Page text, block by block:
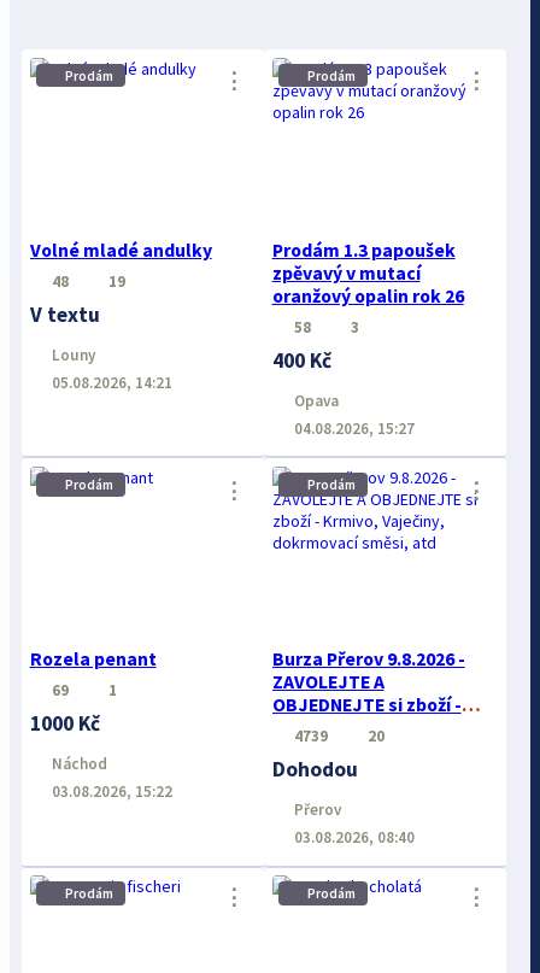
Prodám
Volné mladé andulky
⋮
48 19
V textu
Louny
05.08.2026, 14:21
Prodám
Prodám 1.3 papoušek
zpěvavý v mutací
oranžový opalin rok 26
⋮
58 3
400 Kč
Opava
04.08.2026, 15:27
Prodám
Rozela penant
⋮
69 1
1000 Kč
Náchod
03.08.2026, 15:22
Prodám
Burza Přerov 9.8.2026 -
ZAVOLEJTE A
OBJEDNEJTE si zboží -
Krmivo, Vaječiny,
⋮
4739 20
Dohodou
Přerov
03.08.2026, 08:40
Prodám ⋮ Prodám ⋮